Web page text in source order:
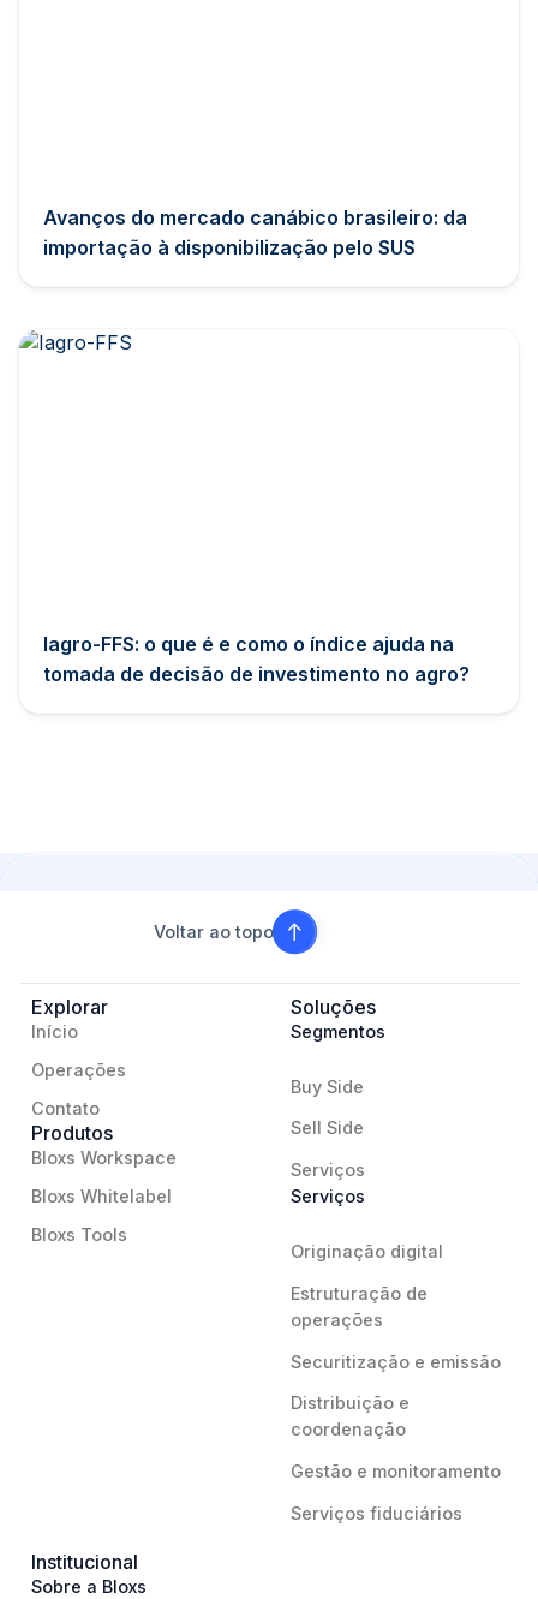
Avanços do mercado canábico brasileiro: da
importação à disponibilização pelo SUS
Iagro-FFS: o que é e como o índice ajuda na
tomada de decisão de investimento no agro?
Voltar ao topo
Explorar
Início
Operações
Contato
Produtos
Bloxs Workspace
Bloxs Whitelabel
Bloxs Tools
Soluções
Segmentos
Buy Side
Sell Side
Serviços
Serviços
Originação digital
Estruturação de
operações
Securitização e emissão
Distribuição e
coordenação
Gestão e monitoramento
Serviços fiduciários
Institucional
Sobre a Bloxs